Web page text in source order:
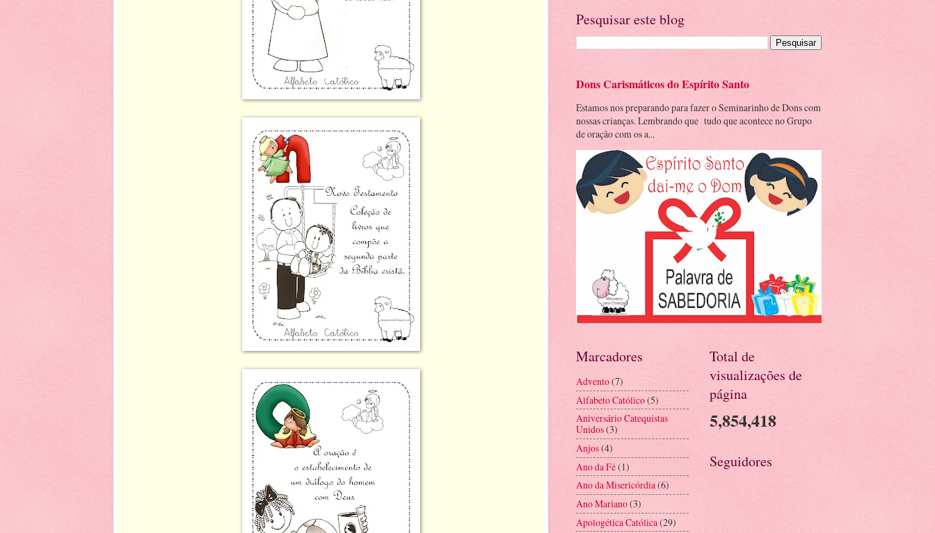
Pesquisar este blog
Dons Carismáticos do Espírito Santo
Estamos nos preparando para fazer o Seminarinho de Dons com
nossas crianças. Lembrando que tudo que acontece no Grupo
de oração com os a...
Marcadores
Advento(7)
Alfabeto Católico(5)
Aniversário Catequistas
Unidos(3)
Anjos(4)
Ano da Fé(1)
Ano da Misericórdia(6)
Ano Mariano(3)
Apologética Católica(29)
Total de
visualizações de
página
5,854,418
Seguidores